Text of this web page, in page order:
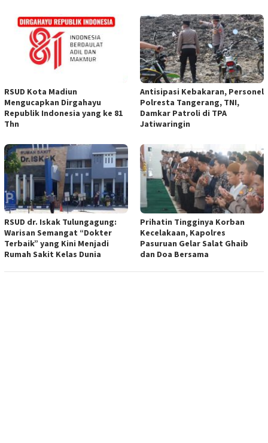
RSUD Kota Madiun
Mengucapkan Dirgahayu
Republik Indonesia yang ke 81
Thn
Antisipasi Kebakaran, Personel
Polresta Tangerang, TNI,
Damkar Patroli di TPA
Jatiwaringin
RSUD dr. Iskak Tulungagung:
Warisan Semangat “Dokter
Terbaik” yang Kini Menjadi
Rumah Sakit Kelas Dunia
Prihatin Tingginya Korban
Kecelakaan, Kapolres
Pasuruan Gelar Salat Ghaib
dan Doa Bersama